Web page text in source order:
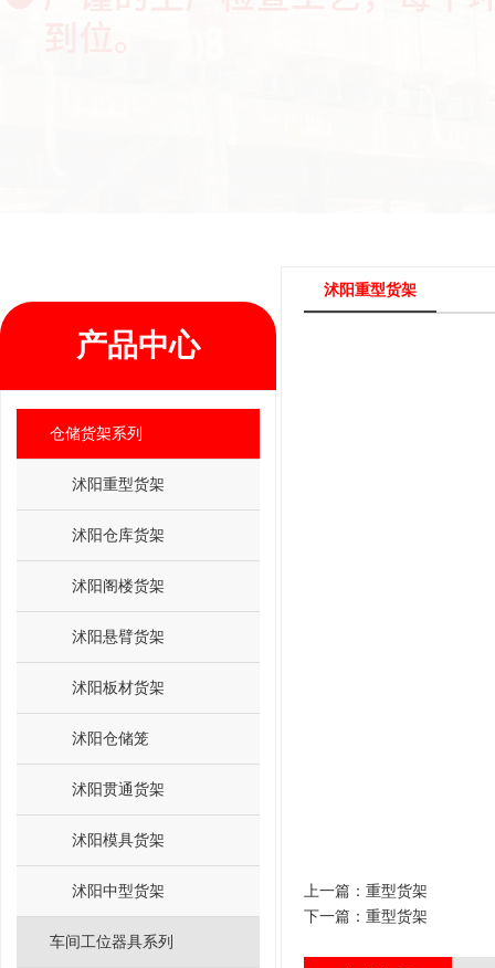
产品中心
仓储货架系列
沭阳重型货架
沭阳仓库货架
沭阳阁楼货架
沭阳悬臂货架
沭阳板材货架
沭阳仓储笼
沭阳贯通货架
沭阳模具货架
沭阳中型货架
车间工位器具系列
沭阳重型货架
上一篇： 重型货架
下一篇： 重型货架